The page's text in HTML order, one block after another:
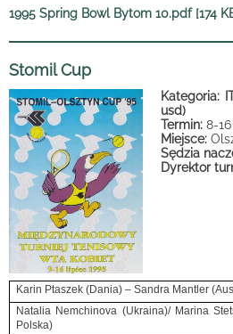
1995 Spring Bowl Bytom 10.pdf [174
Stomil Cup
Kategoria:
usd)
Termin: 8-
Miejsce:
Sędzia
Dyrektor
Karin Ptaszek (Dania) – Sandra Mantler
Natalia Nemchinova (Ukraina)/ Marina
Polska)